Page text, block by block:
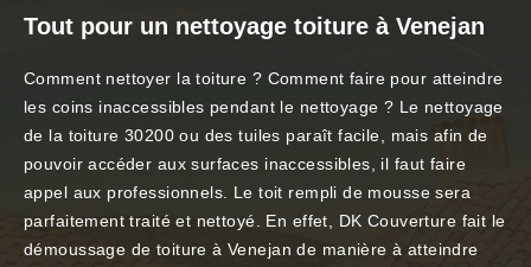
Tout pour un nettoyage toiture à Venejan
Comment nettoyer la toiture ? Comment faire pour atteindre
les coins inaccessibles pendant le nettoyage ? Le nettoyage
de la toiture 30200 ou des tuiles paraît facile, mais afin de
pouvoir accéder aux surfaces inaccessibles, il faut faire
appel aux professionnels. Le toit rempli de mousse sera
parfaitement traité et nettoyé. En effet, DK Couverture fait le
démoussage de toiture à Venejan de manière à atteindre